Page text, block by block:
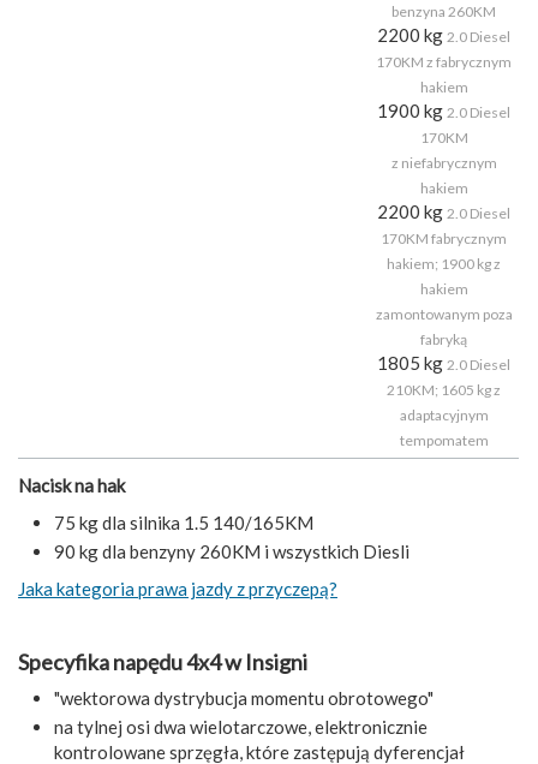
benzyna 260KM
2200 kg 2.0 Diesel
170KM z fabrycznym
hakiem
1900 kg 2.0 Diesel
170KM
z niefabrycznym
hakiem
2200 kg 2.0 Diesel
170KM fabrycznym
hakiem; 1900 kg z
hakiem
zamontowanym poza
fabryką
1805 kg 2.0 Diesel
210KM; 1605 kg z
adaptacyjnym
tempomatem
Nacisk na hak
75 kg dla silnika 1.5 140/165KM
90 kg dla benzyny 260KM i wszystkich Diesli
Jaka kategoria prawa jazdy z przyczepą?
Specyfika napędu 4x4 w Insigni
"wektorowa dystrybucja momentu obrotowego"
na tylnej osi dwa wielotarczowe, elektronicznie
kontrolowane sprzęgła, które zastępują dyferencjał